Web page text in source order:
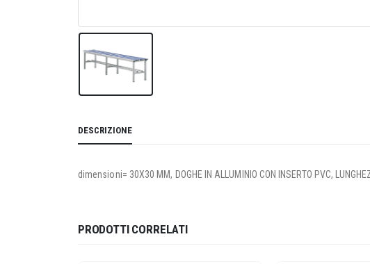
DESCRIZIONE
dimensioni= 30X30 MM, DOGHE IN ALLUMINIO CON INSERTO PVC,
PRODOTTI CORRELATI